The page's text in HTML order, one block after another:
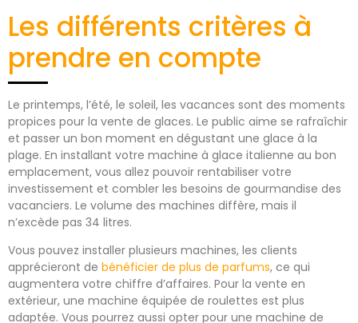
Les différents critères à
prendre en compte
Le printemps, l’été, le soleil, les vacances sont des moments
propices pour la vente de glaces. Le public aime se rafraîchir
et passer un bon moment en dégustant une glace à la
plage. En installant votre machine à glace italienne au bon
emplacement, vous allez pouvoir rentabiliser votre
investissement et combler les besoins de gourmandise des
vacanciers. Le volume des machines diffère, mais il
n’excède pas 34 litres.
Vous pouvez installer plusieurs machines, les clients
apprécieront de bénéficier de plus de parfums, ce qui
augmentera votre chiffre d’affaires. Pour la vente en
extérieur, une machine équipée de roulettes est plus
adaptée. Vous pourrez aussi opter pour une machine de